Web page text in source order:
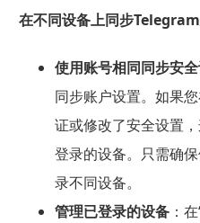
在不同设备上同步
使用账号相同同步安
同步账户设置。如果
证或修改了安全设置
登录的设备。只需确
录不同设备。
管理已登录的设备：